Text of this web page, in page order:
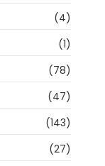
(4)
(1)
(78)
(47)
(143)
(27)